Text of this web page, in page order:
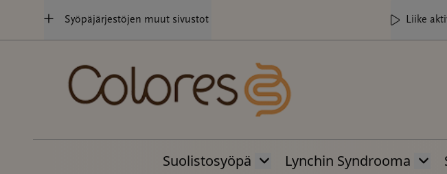
sisältöön
Syöpäjärjestöjen muut sivustot Liike
Suolistosyöpä Lynchin Syndrooma